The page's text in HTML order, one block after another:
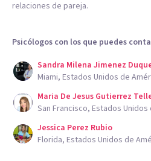
relaciones de pareja.
Psicólogos con los que puedes
Sandra Milena Jimenez
Miami, Estados Unidos de
Maria De Jesus Gutierrez
San Francisco, Estados Unidos
Jessica Perez Rubio
Florida, Estados Unidos de